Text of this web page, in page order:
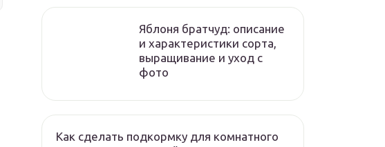
Яблоня братчуд: описание
и характеристики сорта,
выращивание и уход с
фото
Как сделать подкормку для комнатного